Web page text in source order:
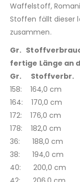
Waffelstoff,
Stoffen fällt dieser
zusammen.
Gr.
fertige Länge an
Gr.
158: 164,0
164: 170,0
172: 176,0
178: 182,0
36: 188,0
38: 194,0
40: 200,0